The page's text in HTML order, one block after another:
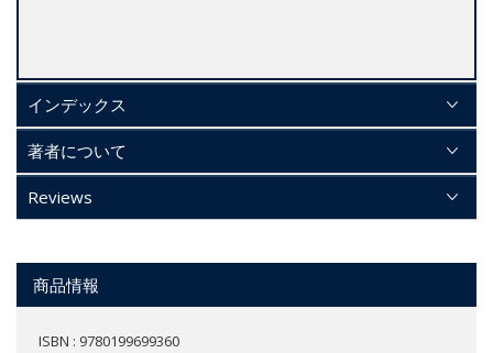
インデックス
著者について
Reviews
商品情報
ISBN : 9780199699360